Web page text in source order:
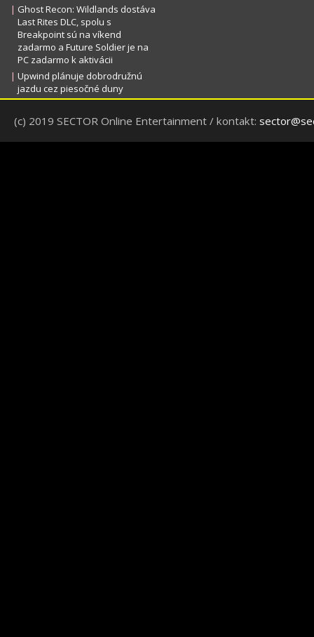
| Ghost Recon: Wildlands dostáva
Last Rites DLC, spolu s
Breakpoint sú na víkend
zadarmo a Future Soldier je na
PC zadarmo k aktivácii
| Upwind plánuje dobrodružnú
jazdu cez piesočné duny
(c) 2019 SECTOR Online Entertainment / kontakt: